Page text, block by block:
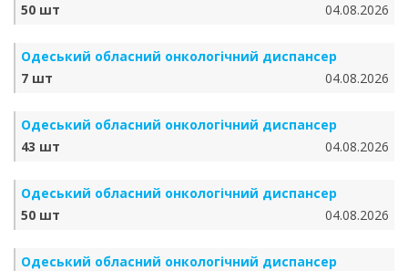
50 шт
04.08.2026
Одеський обласний онкологічний диспансер
7 шт
04.08.2026
Одеський обласний онкологічний диспансер
43 шт
04.08.2026
Одеський обласний онкологічний диспансер
50 шт
04.08.2026
Одеський обласний онкологічний диспансер